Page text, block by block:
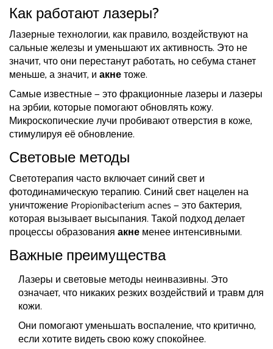
Как работают лазеры?
Лазерные технологии, как правило, воздействуют на
сальные железы и уменьшают их активность. Это не
значит, что они перестанут работать, но себума станет
меньше, а значит, иакнетоже.
Самые известные — это фракционные лазеры и лазеры
на эрбии, которые помогают обновлять кожу.
Микроскопические лучи пробивают отверстия в коже,
стимулируя её обновление.
Световые методы
Светотерапия часто включает синий свет и
фотодинамическую терапию. Синий свет нацелен на
уничтожение Propionibacterium acnes — это бактерия,
которая вызывает высыпания. Такой подход делает
процессы образованияакнеменее интенсивными.
Важные преимущества
Лазеры и световые методы неинвазивны. Это
означает, что никаких резких воздействий и травм для
кожи.
Они помогают уменьшать воспаление, что критично,
если хотите видеть свою кожу спокойнее.